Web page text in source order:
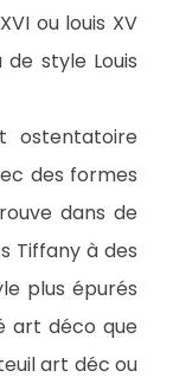
ou louis XV
style Louis
ostentatoire
des formes
dans de
Tiffany à des
plus épurés
art déco que
art déc ou